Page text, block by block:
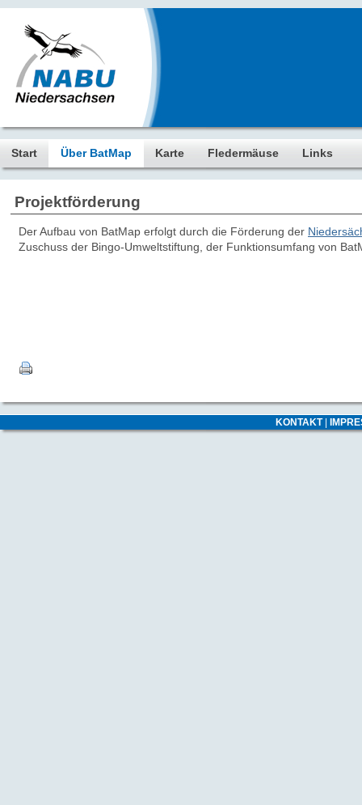
Start Über BatMap Karte Fledermäuse Links
Projektförderung
Der Aufbau von BatMap erfolgt durch die Förderung der
Zuschuss der Bingo-Umweltstiftung, der Funktionsumfang von
KONTAKT|